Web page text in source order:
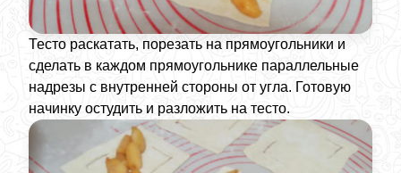
Тесто раскатать, порезать на прямоугольники и
сделать в каждом прямоугольнике параллельные
надрезы с внутренней стороны от угла. Готовую
начинку остудить и разложить на тесто.